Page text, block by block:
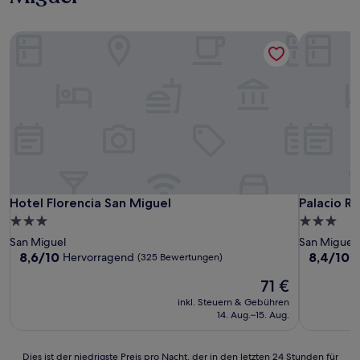
Hotel Florencia San Miguel
Hotel Florencia San Miguel
3.0-
Sterne-
Unterkunft
San Miguel
8.6
8,6/10 Hervorragend (325 Bewertungen)
Der
Preis
beträgt
71 €
inkl. Steuern & Gebühren
14. Aug.–15. Aug.
Palacio
Palacio
3.0-
Sterne-
San Miguel
8.4
8,4/10
DiesDies ist der niedrigste Preis pro Nacht, der in den letzten 24 Stunden für